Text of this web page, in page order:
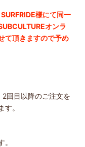
様にて同一
オンラ
て頂きますので予め
回目以降のご注文を
。